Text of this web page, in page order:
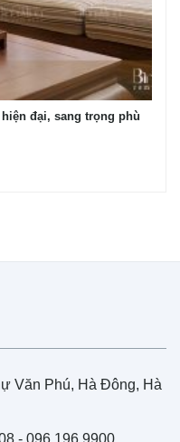
đại, sang trọng phù
Văn Phú, Hà Đông, Hà
- 096 196 9900